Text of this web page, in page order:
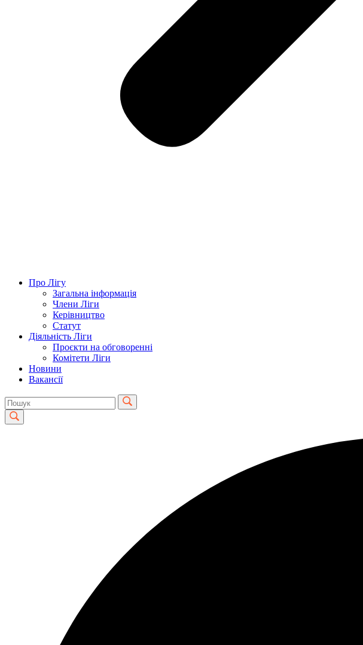
Про Лігу
Загальна інформація
Члени Ліги
Керівництво
Статут
Діяльність Ліги
Проєкти на обговоренні
Комітети Ліги
Новини
Вакансії